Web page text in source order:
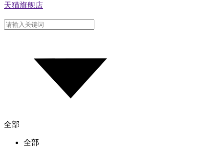
天猫旗舰店
全部
全部